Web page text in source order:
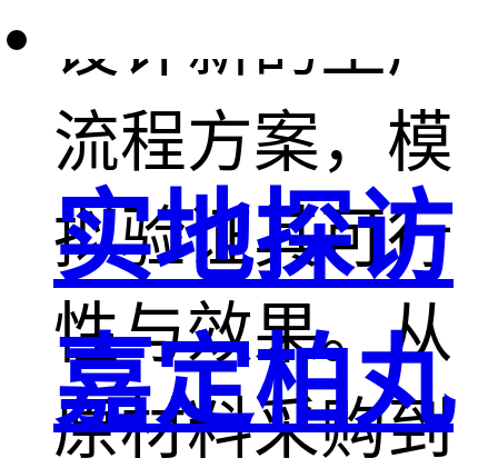
设计新的生产
流程方案，模
拟验证其可行
性与效果。从
原材料采购到
实地探访
嘉定柏丸